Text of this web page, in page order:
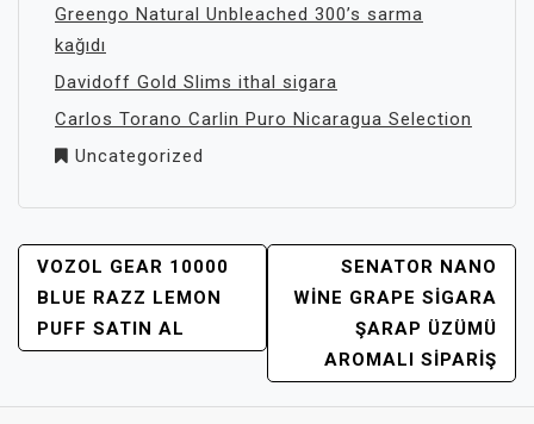
Greengo Natural Unbleached 300’s sarma
kağıdı
Davidoff Gold Slims ithal sigara
Carlos Torano Carlin Puro Nicaragua Selection
Uncategorized
YAZI
GEZINMESI
VOZOL GEAR 10000
BLUE RAZZ LEMON
PUFF SATIN AL
SENATOR NANO
WINE GRAPE SIGARA
ŞARAP ÜZÜMÜ
AROMALI SIPARIŞ